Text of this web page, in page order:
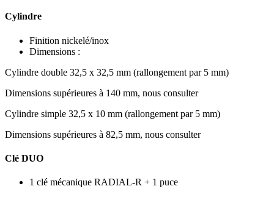
Cylindre
Finition nickelé/inox
Dimensions :
Cylindre double 32,5 x 32,5 mm (rallongement par 5 mm)
Dimensions supérieures à 140 mm, nous consulter
Cylindre simple 32,5 x 10 mm (rallongement par 5 mm)
Dimensions supérieures à 82,5 mm, nous consulter
Clé DUO
1 clé mécanique RADIAL-R + 1 puce